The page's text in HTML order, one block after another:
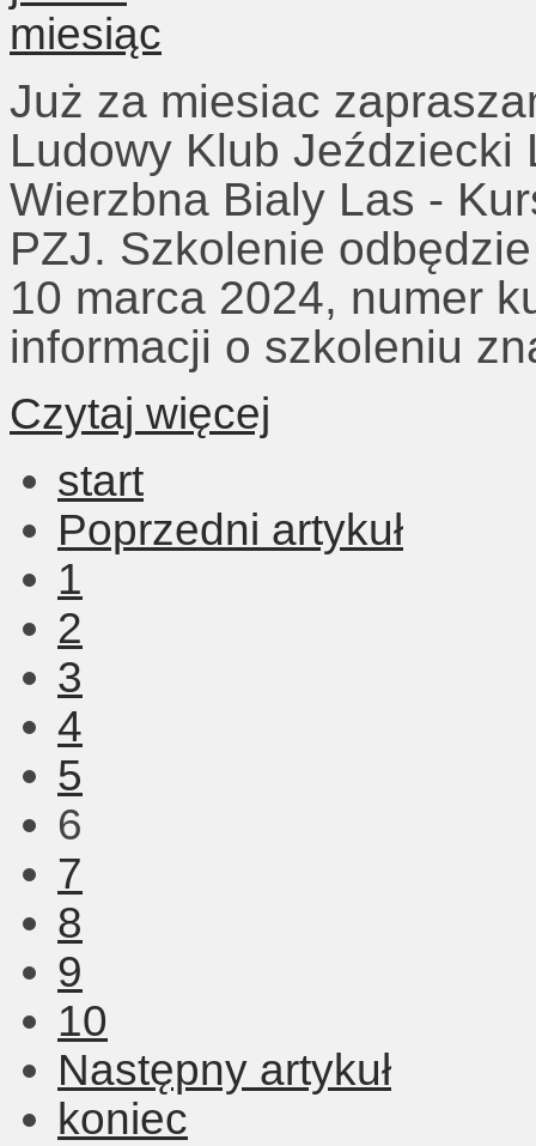
Już za miesiac
Ludowy Klub Jeździecki
Wierzbna Bialy Las -
PZJ. Szkolenie
10 marca 2024, numer
informacji o szkoleniu
Czytaj więcej
start
Poprzedni artykuł
1
2
3
4
5
6
7
8
9
10
Następny artykuł
koniec